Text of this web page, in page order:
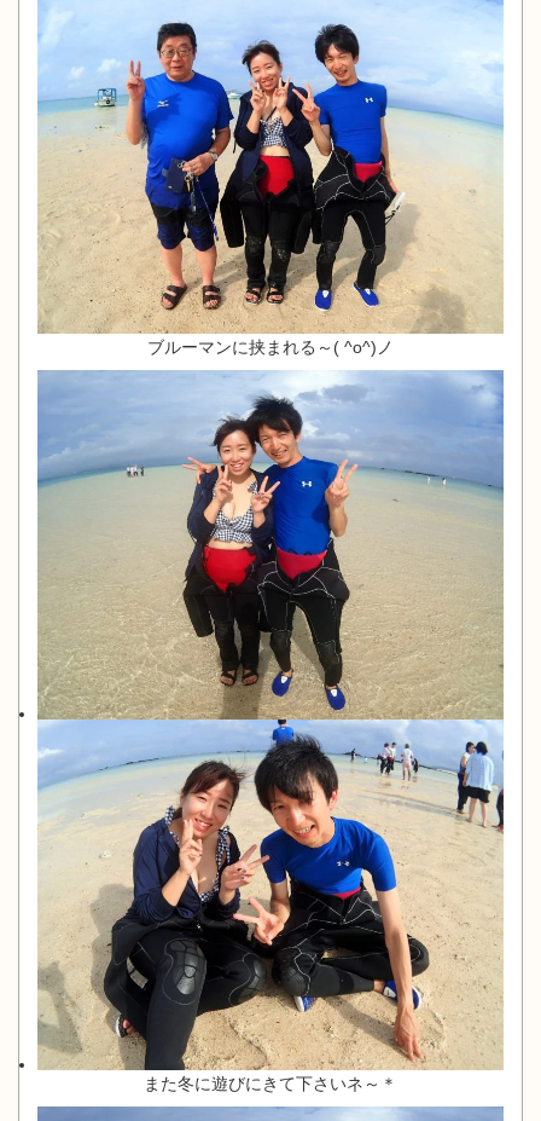
ブルーマンに挟まれる～( ^o^)ノ
また冬に遊びにきて下さいネ～＊